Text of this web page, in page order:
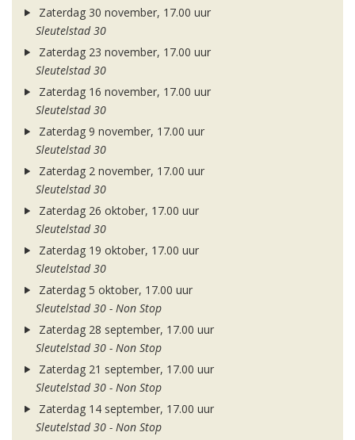
Zaterdag 30 november, 17.00 uur
Sleutelstad 30
Zaterdag 23 november, 17.00 uur
Sleutelstad 30
Zaterdag 16 november, 17.00 uur
Sleutelstad 30
Zaterdag 9 november, 17.00 uur
Sleutelstad 30
Zaterdag 2 november, 17.00 uur
Sleutelstad 30
Zaterdag 26 oktober, 17.00 uur
Sleutelstad 30
Zaterdag 19 oktober, 17.00 uur
Sleutelstad 30
Zaterdag 5 oktober, 17.00 uur
Sleutelstad 30 - Non Stop
Zaterdag 28 september, 17.00 uur
Sleutelstad 30 - Non Stop
Zaterdag 21 september, 17.00 uur
Sleutelstad 30 - Non Stop
Zaterdag 14 september, 17.00 uur
Sleutelstad 30 - Non Stop